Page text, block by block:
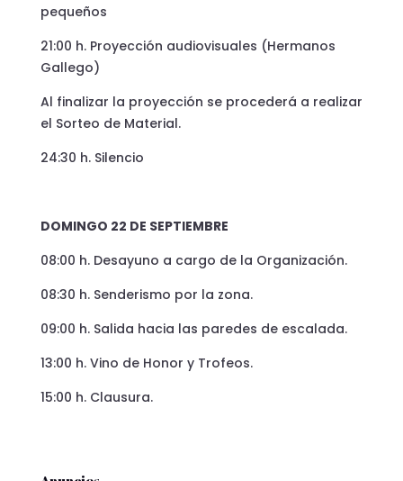
pequeños
21:00 h. Proyección audiovisuales (Hermanos
Gallego)
Al finalizar la proyección se procederá a realizar
el Sorteo de Material.
24:30 h. Silencio
DOMINGO 22 DE SEPTIEMBRE
08:00 h. Desayuno a cargo de la Organización.
08:30 h. Senderismo por la zona.
09:00 h. Salida hacia las paredes de escalada.
13:00 h. Vino de Honor y Trofeos.
15:00 h. Clausura.